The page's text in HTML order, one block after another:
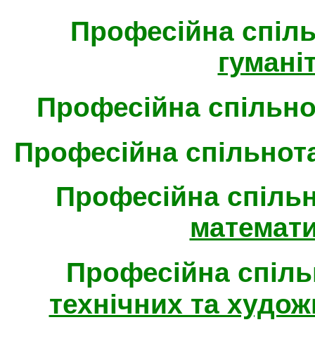
Професійна
Професійна
Професійна
Професійна
Професійна
технічних та